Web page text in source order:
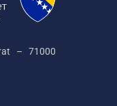
– 71000‌